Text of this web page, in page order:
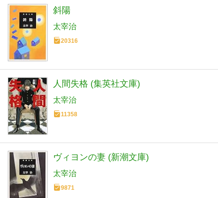
斜陽
太宰治
20316
人間失格 (集英社文庫)
太宰治
11358
ヴィヨンの妻 (新潮文庫)
太宰治
9871